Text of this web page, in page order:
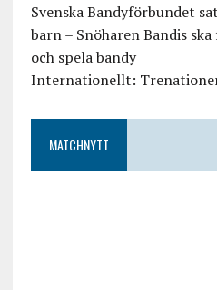
Svenska Bandyförbundet
barn – Snöharen Bandis
och spela bandy
Internationellt:
MATCHNYTT